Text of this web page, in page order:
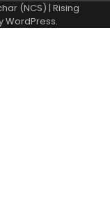
(NCS) | Rising
WordPress.